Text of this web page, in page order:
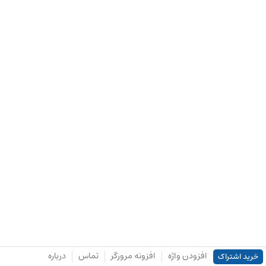
خرید اشتراک افزودن واژه افزونه مرورگر تماس درباره